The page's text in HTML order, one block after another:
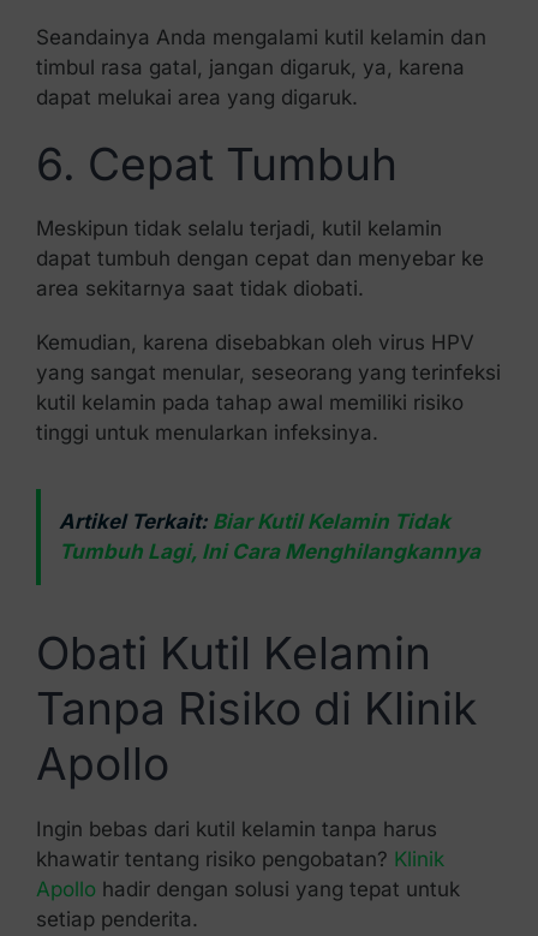
Seandainya Anda mengalami kutil kelamin dan
timbul rasa gatal, jangan digaruk, ya, karena
dapat melukai area yang digaruk.
6. Cepat Tumbuh
Meskipun tidak selalu terjadi, kutil kelamin
dapat tumbuh dengan cepat dan menyebar ke
area sekitarnya saat tidak diobati.
Kemudian, karena disebabkan oleh virus HPV
yang sangat menular, seseorang yang terinfeksi
kutil kelamin pada tahap awal memiliki risiko
tinggi untuk menularkan infeksinya.
Artikel Terkait: Biar Kutil Kelamin Tidak
Tumbuh Lagi, Ini Cara Menghilangkannya
Obati Kutil Kelamin
Tanpa Risiko di Klinik
Apollo
Ingin bebas dari kutil kelamin tanpa harus
khawatir tentang risiko pengobatan? Klinik
Apollo hadir dengan solusi yang tepat untuk
setiap penderita.